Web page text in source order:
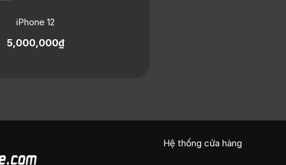
iPhone 12
5,000,000₫
Hệ thống cửa hàng